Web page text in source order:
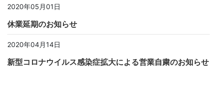
2020年05月01日
休業延期のお知らせ
2020年04月14日
新型コロナウイルス感染症拡大による営業自粛のお知らせ